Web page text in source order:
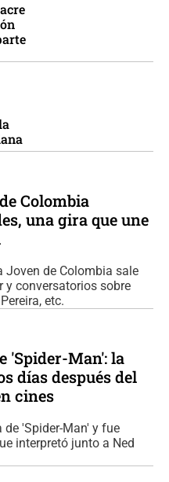
Colombia
una gira que une
Joven de Colombia sale
y conversatorios sobre
etc.
'Spider-Man': la
días después del
cines
'Spider-Man' y fue
interpretó junto a Ned